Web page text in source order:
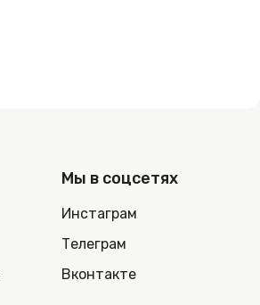
Мы в соцсетях
Инстаграм
Телеграм
Вконтакте